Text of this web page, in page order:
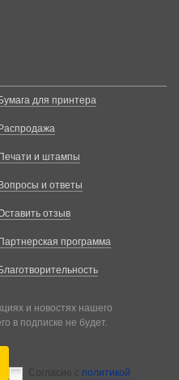
Бумага для принтера
Распродажа
Печати и штампы
Вопросы и ответы
отзыв
Партнерская программа
Благотворительность
и новостях нашего
в подписке не будет.
Согласие с политикой